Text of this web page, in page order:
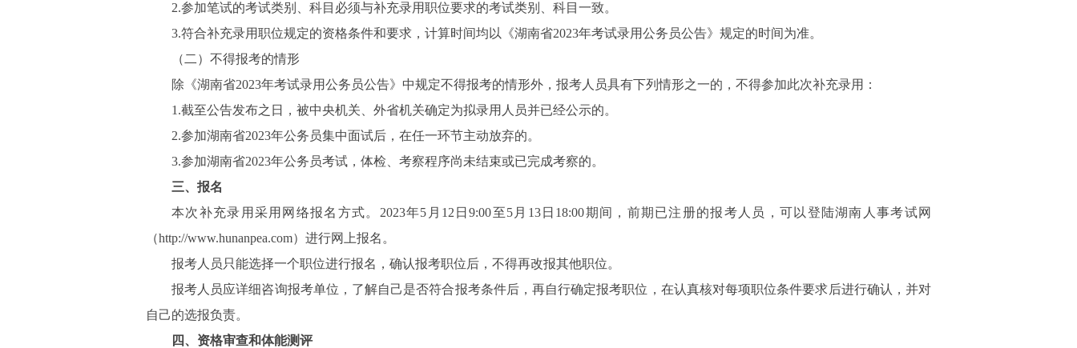
2.参加笔试的考试类别、科目必须与补充录用职位要求的考试类别、科目一致。
3.符合补充录用职位规定的资格条件和要求，计算时间均以《湖南省2023年考试录用公务员公告》规定的时间为准。
（二）不得报考的情形
除《湖南省2023年考试录用公务员公告》中规定不得报考的情形外，报考人员具有下列情形之一的，不得参加此次补充录用：
1.截至公告发布之日，被中央机关、外省机关确定为拟录用人员并已经公示的。
2.参加湖南省2023年公务员集中面试后，在任一环节主动放弃的。
3.参加湖南省2023年公务员考试，体检、考察程序尚未结束或已完成考察的。
三、报名
本次补充录用采用网络报名方式。2023年5月12日9:00至5月13日18:00期间，前期已注册的报考人员，可以登陆湖南人事考试网
（http://www.hunanpea.com）进行网上报名。
报考人员只能选择一个职位进行报名，确认报考职位后，不得再改报其他职位。
报考人员应详细咨询报考单位，了解自己是否符合报考条件后，再自行确定报考职位，在认真核对每项职位条件要求后进行确认，并对
自己的选报负责。
四、资格审查和体能测评